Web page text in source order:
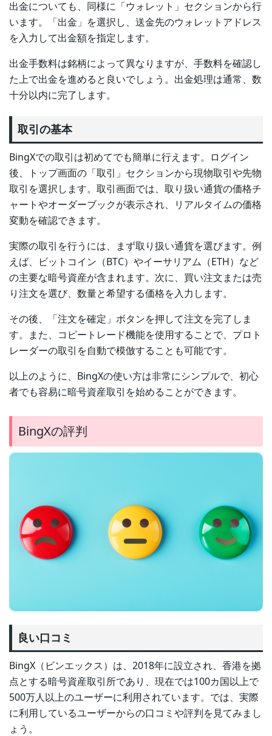
出金についても、同様に「ウォレット」セクションから行
います。「出金」を選択し、送金先のウォレットアドレス
を入力して出金額を指定します。
出金手数料は銘柄によって異なりますが、手数料を確認し
た上で出金を進めると良いでしょう。出金処理は通常、数
十分以内に完了します。
取引の基本
BingXでの取引は初めてでも簡単に行えます。ログイン
後、トップ画面の「取引」セクションから現物取引や先物
取引を選択します。取引画面では、取り扱い通貨の価格チ
ャートやオーダーブックが表示され、リアルタイムの価格
変動を確認できます。
実際の取引を行うには、まず取り扱い通貨を選びます。例
えば、ビットコイン（BTC）やイーサリアム（ETH）など
の主要な暗号資産が含まれます。次に、買い注文または売
り注文を選び、数量と希望する価格を入力します。
その後、「注文を確定」ボタンを押して注文を完了しま
す。また、コピートレード機能を使用することで、プロト
レーダーの取引を自動で模倣することも可能です。
以上のように、BingXの使い方は非常にシンプルで、初心
者でも容易に暗号資産取引を始めることができます。
BingXの評判
良い口コミ
BingX（ビンエックス）は、2018年に設立され、香港を拠
点とする暗号資産取引所であり、現在では100カ国以上で
500万人以上のユーザーに利用されています。では、実際
に利用しているユーザーからの口コミや評判を見てみまし
ょう。